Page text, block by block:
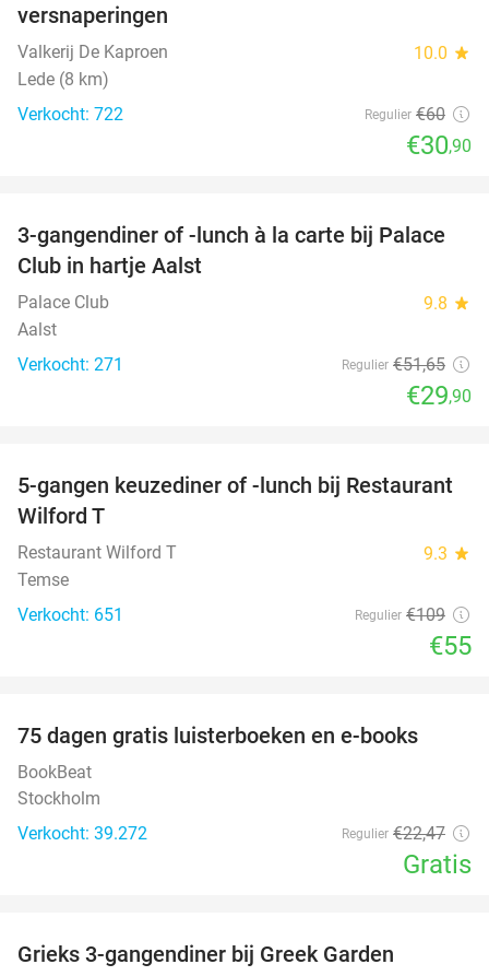
versnaperingen
Valkerij De Kaproen 10.0 star
Lede (8 km)
Verkocht: 722
Regulier €60
€30,90
42%
3-gangendiner of -lunch à la carte bij Palace
Club in hartje Aalst
Palace Club 9.8 star
Aalst
Verkocht: 271
Regulier €51,65
€29,90
50%
5-gangen keuzediner of -lunch bij Restaurant
Wilford T
Restaurant Wilford T 9.3 star
Temse
Verkocht: 651
Regulier €109
€55
75 dagen gratis luisterboeken en e-books
BookBeat
Stockholm
Verkocht: 39.272
Regulier €22,47
Gratis
Grieks 3-gangendiner bij Greek Garden